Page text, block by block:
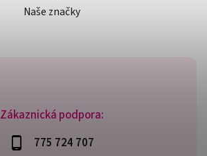
Zákaznická podpora:
775 724 707
Naše značky